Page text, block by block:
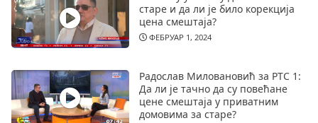
старе и да ли је било корекција
цена смештаја?
ФЕБРУАР 1, 2024
Радослав Миловановић за РТС 1:
Да ли је тачно да су повећане
цене смештаја у приватним
домовима за старе?